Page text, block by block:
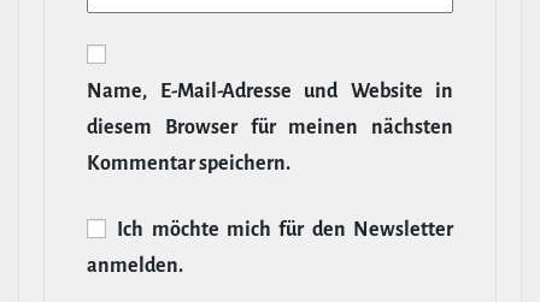
Name, E‑Mail-​Adresse und Website in
diesem Browser für meinen nächsten
Kommentar speichern.
Ich möchte mich für den News­letter
anmelden.